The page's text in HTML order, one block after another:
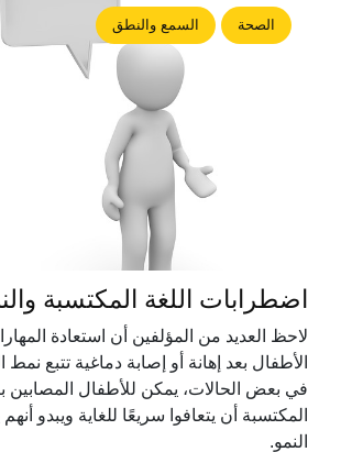
الصحة السمع والنطق
اضطرابات اللغة المكتسبة
لاحظ العديد من المؤلفين أن استعادة
الأطفال بعد إهانة أو إصابة دماغية تتبع نمط
في بعض الحالات، يمكن للأطفال المصابين
المكتسبة أن يتعافوا سريعًا للغاية ويبدو
النمو.